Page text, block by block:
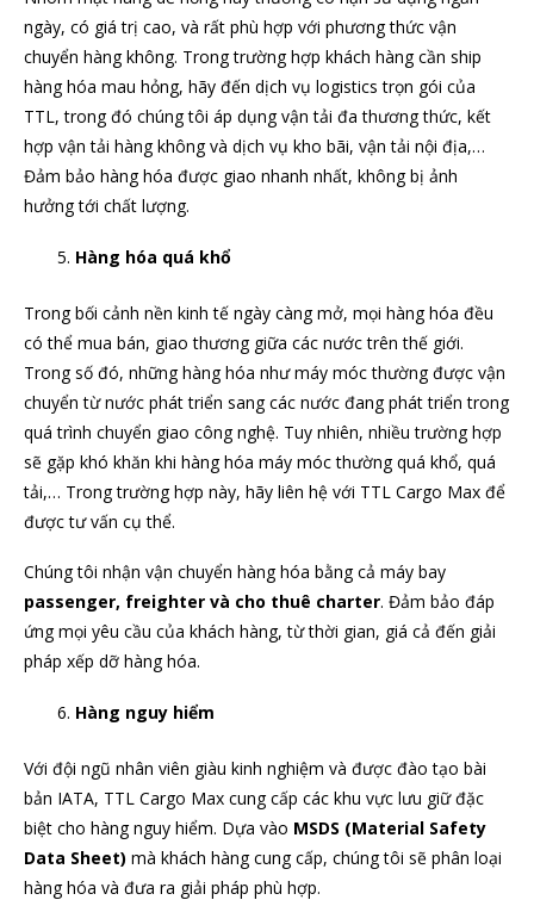
ngày, có giá trị cao, và rất phù hợp với phương thức vận
chuyển hàng không. Trong trường hợp khách hàng cần ship
hàng hóa mau hỏng, hãy đến dịch vụ logistics trọn gói của
TTL, trong đó chúng tôi áp dụng vận tải đa thương thức, kết
hợp vận tải hàng không và dịch vụ kho bãi, vận tải nội địa,…
Đảm bảo hàng hóa được giao nhanh nhất, không bị ảnh
hưởng tới chất lượng.
Hàng hóa quá khổ
Trong bối cảnh nền kinh tế ngày càng mở, mọi hàng hóa đều
có thể mua bán, giao thương giữa các nước trên thế giới.
Trong số đó, những hàng hóa như máy móc thường được vận
chuyển từ nước phát triển sang các nước đang phát triển trong
quá trình chuyển giao công nghệ. Tuy nhiên, nhiều trường hợp
sẽ gặp khó khăn khi hàng hóa máy móc thường quá khổ, quá
tải,… Trong trường hợp này, hãy liên hệ với TTL Cargo Max để
được tư vấn cụ thể.
Chúng tôi nhận vận chuyển hàng hóa bằng cả máy bay
passenger, freighter và cho thuê charter. Đảm bảo đáp
ứng mọi yêu cầu của khách hàng, từ thời gian, giá cả đến giải
pháp xếp dỡ hàng hóa.
Hàng nguy hiểm
Với đội ngũ nhân viên giàu kinh nghiệm và được đào tạo bài
bản IATA, TTL Cargo Max cung cấp các khu vực lưu giữ đặc
biệt cho hàng nguy hiểm. Dựa vào MSDS (Material Safety
Data Sheet) mà khách hàng cung cấp, chúng tôi sẽ phân loại
hàng hóa và đưa ra giải pháp phù hợp.